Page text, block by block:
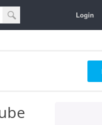
Login